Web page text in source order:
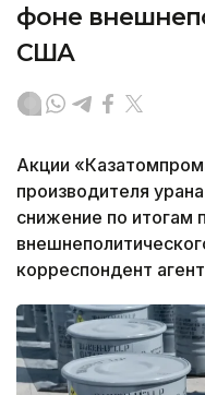
фоне
США
Акции
производителя
снижение по итогам
корреспондент